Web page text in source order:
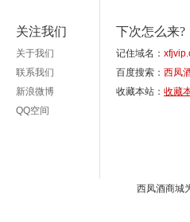
关注我们
关于我们
联系我们
新浪微博
QQ空间
下次怎么来?
记住域名：
百度搜索： 西凤
收藏本站： 收藏
西凤酒商城